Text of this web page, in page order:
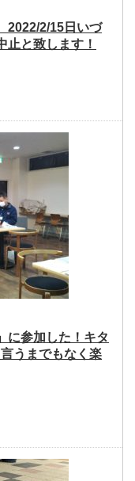
2022/2/15日いづ
止と致します！
に参加した！キタ
うまでもなく楽